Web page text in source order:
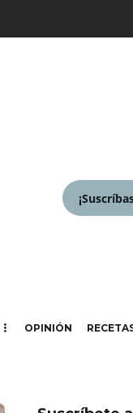
OPINIÓN